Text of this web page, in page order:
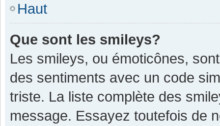
Haut
Que sont les smileys?
Les smileys, ou émoticônes,
des sentiments avec un code
triste. La liste complète des
message. Essayez toutefois de